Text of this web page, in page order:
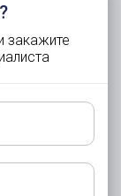
закажите